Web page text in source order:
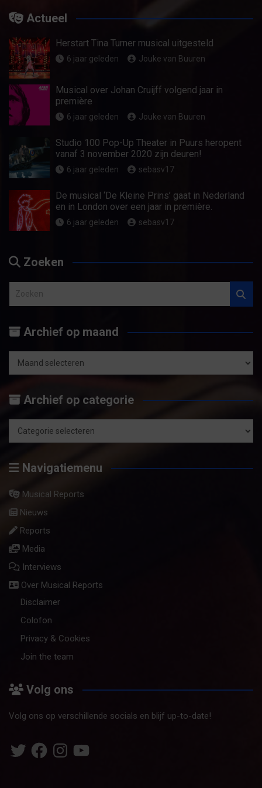
Actueel
Herstart Tina Turner musical uitgesteld
6 jaar geleden Jouke van Buuren
Musical over Johan Cruijff volgend jaar in
première
6 jaar geleden Jouke van Buuren
Studio 100 Pop-Up Theater in Puurs heropent
vanaf 3 november 2020 zijn deuren!
6 jaar geleden sebasv17
De musical ‘De Kleine Prins’ gaat in Nederland
en in London over een jaar in première.
6 jaar geleden sebasv17
Zoeken
k
Archief op maand
Archief
maandArchief op categorie
Archief
categorie
Navigatiemenu
Musical Reports
Nieuws
Reports
Media
Interviews
Over Musical Reports
Disclaimer
Colofon
Privacy & Cookies
Join the team
Volg ons
Volg ons op verschillende socials en blijf up-to-date!
TwitterFacebookInstagram
YouTube